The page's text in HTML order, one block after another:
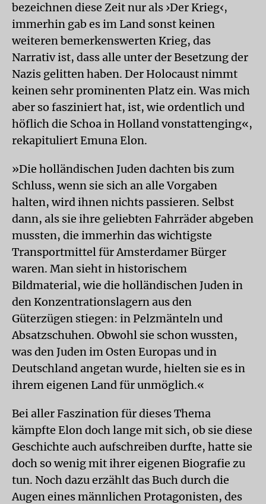
bezeichnen diese Zeit nur als ›Der Krieg‹,
immerhin gab es im Land sonst keinen
weiteren bemerkenswerten Krieg, das
Narrativ ist, dass alle unter der Besetzung der
Nazis gelitten haben. Der Holocaust nimmt
keinen sehr prominenten Platz ein. Was mich
aber so fasziniert hat, ist, wie ordentlich und
höflich die Schoa in Holland vonstattenging«,
rekapituliert Emuna Elon.
»Die holländischen Juden dachten bis zum
Schluss, wenn sie sich an alle Vorgaben
halten, wird ihnen nichts passieren. Selbst
dann, als sie ihre geliebten Fahrräder abgeben
mussten, die immerhin das wichtigste
Transportmittel für Amsterdamer Bürger
waren. Man sieht in historischem
Bildmaterial, wie die holländischen Juden in
den Konzentrationslagern aus den
Güterzügen stiegen: in Pelzmänteln und
Absatzschuhen. Obwohl sie schon wussten,
was den Juden im Osten Europas und in
Deutschland angetan wurde, hielten sie es in
ihrem eigenen Land für unmöglich.«
Bei aller Faszination für dieses Thema
kämpfte Elon doch lange mit sich, ob sie diese
Geschichte auch aufschreiben durfte, hatte sie
doch so wenig mit ihrer eigenen Biografie zu
tun. Noch dazu erzählt das Buch durch die
Augen eines männlichen Protagonisten, des